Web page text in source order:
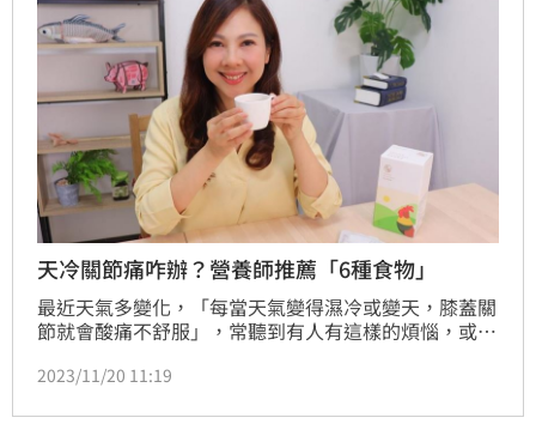
天冷關節痛咋辦？營養師推薦「6種食物」
最近天氣多變化，「每當天氣變得濕冷或變天，膝蓋關
節就會酸痛不舒服」，常聽到有人有這樣的煩惱，或者
師李婉萍表示，除了按照醫師建議用藥來減輕關節僵硬
具有抗炎特性的食物，也能達到保養關節、抑制發炎的
2023/11/20 11:19